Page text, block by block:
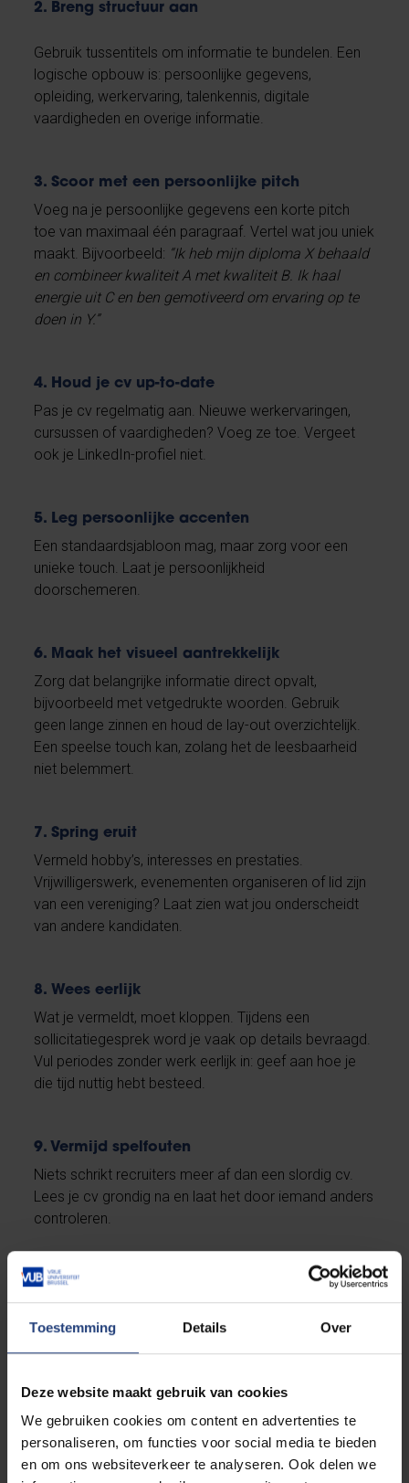
Toestemming Details Over
Deze website maakt gebruik van cookies
We gebruiken cookies om content en advertenties te
personaliseren, om functies voor social media te bieden
en om ons websiteverkeer te analyseren. Ook delen we
2. Breng structuur aan
Gebruik tussentitels om informatie te bundelen. Een
logische opbouw is: persoonlijke gegevens,
opleiding, werkervaring, talenkennis, digitale
vaardigheden en overige informatie.
3. Scoor met een persoonlijke pitch
Voeg na je persoonlijke gegevens een korte pitch
toe van maximaal één paragraaf. Vertel wat jou uniek
maakt. Bijvoorbeeld: “Ik heb mijn diploma X behaald
en combineer kwaliteit A met kwaliteit B. Ik haal
energie uit C en ben gemotiveerd om ervaring op te
doen in Y.”
4. Houd je cv up-to-date
Pas je cv regelmatig aan. Nieuwe werkervaringen,
cursussen of vaardigheden? Voeg ze toe. Vergeet
ook je LinkedIn-profiel niet.
5. Leg persoonlijke accenten
Een standaardsjabloon mag, maar zorg voor een
unieke touch. Laat je persoonlijkheid
doorschemeren.
6. Maak het visueel aantrekkelijk
Zorg dat belangrijke informatie direct opvalt,
bijvoorbeeld met vetgedrukte woorden. Gebruik
geen lange zinnen en houd de lay-out overzichtelijk.
Een speelse touch kan, zolang het de leesbaarheid
niet belemmert.
7. Spring eruit
Vermeld hobby’s, interesses en prestaties.
Vrijwilligerswerk, evenementen organiseren of lid zijn
van een vereniging? Laat zien wat jou onderscheidt
van andere kandidaten.
8. Wees eerlijk
Wat je vermeldt, moet kloppen. Tijdens een
sollicitatiegesprek word je vaak op details bevraagd.
Vul periodes zonder werk eerlijk in: geef aan hoe je
die tijd nuttig hebt besteed.
9. Vermijd spelfouten
Niets schrikt recruiters meer af dan een slordig cv.
Lees je cv grondig na en laat het door iemand anders
controleren.
10. Vraag advies aan een expert
De coaches van
helpen je
waardevolle tips.
Nog vragen?
online carrièreplatform
uitgebreide tips.